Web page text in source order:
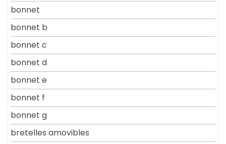
bonnet
bonnet b
bonnet c
bonnet d
bonnet e
bonnet f
bonnet g
bretelles amovibles